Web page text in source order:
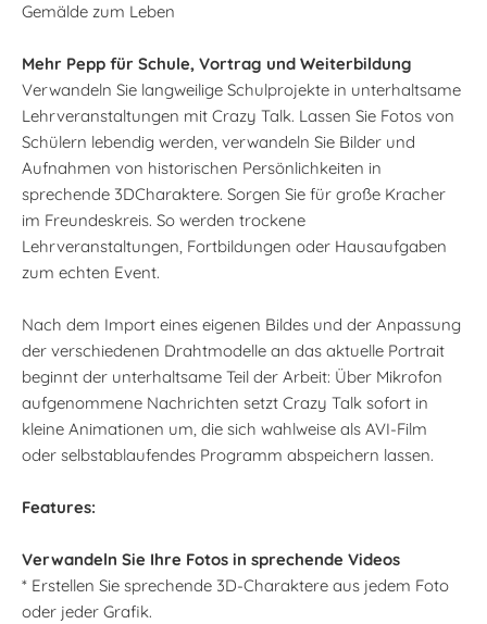
Gemälde zum Leben
Mehr Pepp für Schule, Vortrag und Weiterbildung
Verwandeln Sie langweilige Schulprojekte in unterhaltsame
Lehrveranstaltungen mit Crazy Talk. Lassen Sie Fotos von
Schülern lebendig werden, verwandeln Sie Bilder und
Aufnahmen von historischen Persönlichkeiten in
sprechende 3DCharaktere. Sorgen Sie für große Kracher
im Freundeskreis. So werden trockene
Lehrveranstaltungen, Fortbildungen oder Hausaufgaben
zum echten Event.
Nach dem Import eines eigenen Bildes und der Anpassung
der verschiedenen Drahtmodelle an das aktuelle Portrait
beginnt der unterhaltsame Teil der Arbeit: Über Mikrofon
aufgenommene Nachrichten setzt Crazy Talk sofort in
kleine Animationen um, die sich wahlweise als AVI-Film
oder selbstablaufendes Programm abspeichern lassen.
Features:
Verwandeln Sie Ihre Fotos in sprechende Videos
* Erstellen Sie sprechende 3D-Charaktere aus jedem Foto
oder jeder Grafik.